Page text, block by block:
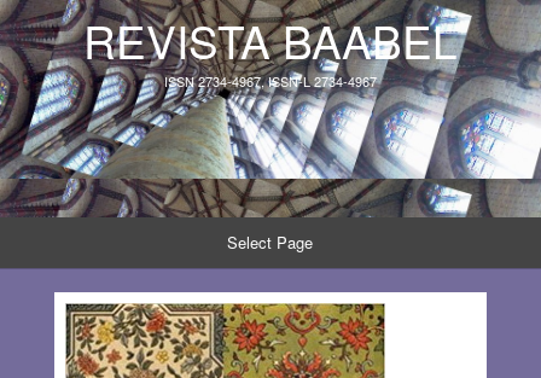
REVISTA BAABEL
ISSN 2734-4967, ISSN-L 2734-4967
Select Page